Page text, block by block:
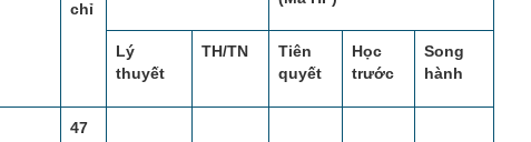
chỉ
Lý
thuyết
TH/TN
Tiên
quyết
Học
trước
Song
hành
47